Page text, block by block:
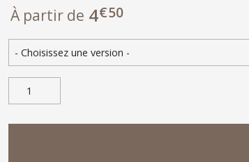
À partir de 4€50